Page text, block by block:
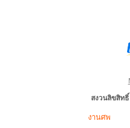
สงวนลิขสิท
งานศพ